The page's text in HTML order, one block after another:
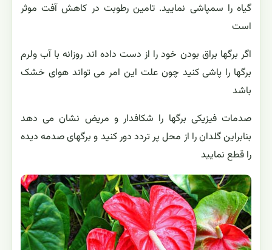
گیاه را سمپاشی نمایید. تامین رطوبت در کاهش آفت موثر
است
اگر برگها براق بودن خود را از دست داده اند روزانه با آب ولرم
برگها را پاشی کنید چون علت این امر می تواند هوای خشک
باشد
صدمات فیزیکی برگها را شکافدار و مریض نشان می دهد
بنابراین گلدان را از محل پر تردد دور کنید و برگهای صدمه دیده
را قطع نمایید